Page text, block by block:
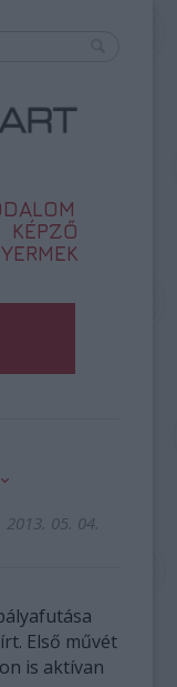
KÉPZŐ
2013. 05. 04.
írt. Első művét
is aktívan